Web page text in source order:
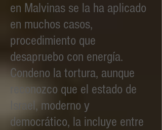
en Malvinas se la ha aplicado
en muchos casos,
procedimiento que
desapruebo con energía.
Condeno la tortura, aunque
reconozco que el estado de
Israel, moderno y
democrático, la incluye entre